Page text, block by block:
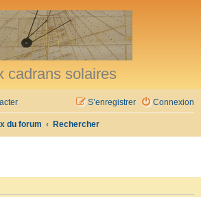
cadrans solaires
Connexion
S’enregistrer
du forum Rechercher